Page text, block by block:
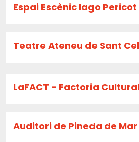
Espai Escènic Iago
Teatre Ateneu de Sant
LaFACT - Factoria
Auditori de Pineda de Mar